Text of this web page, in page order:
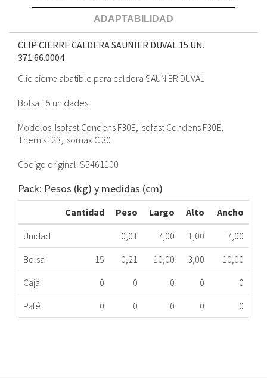
ADAPTABILIDAD
CLIP CIERRE CALDERA SAUNIER DUVAL 15 UN.
371.66.0004
Clic cierre abatible para caldera SAUNIER DUVAL
Bolsa 15 unidades.
Modelos: Isofast Condens F30E, Isofast Condens F30E,
Themis123, Isomax C 30
Código original: S5461100
Pack: Pesos (kg) y medidas (cm)
Cantidad Peso Largo Alto
Ancho
Unidad
0,01 7,00 1,00
7,00
Bolsa
15 0,21 10,00 3,00
10,00
Caja
0 0 0 0
0
Palé
0 0 0 0 0